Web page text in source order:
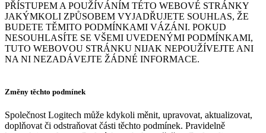
PŘÍSTUPEM A POUŽÍVÁNÍM TÉTO WEBOVÉ STRÁNKY
JAKÝMKOLI ZPŮSOBEM VYJADŘUJETE SOUHLAS, ŽE
BUDETE TĚMITO PODMÍNKAMI VÁZÁNI. POKUD
NESOUHLASÍTE SE VŠEMI UVEDENÝMI PODMÍNKAMI,
TUTO WEBOVOU STRÁNKU NIJAK NEPOUŽÍVEJTE ANI
NA NI NEZADÁVEJTE ŽÁDNÉ INFORMACE.
Změny těchto podmínek
Společnost Logitech může kdykoli měnit, upravovat, aktualizovat,
doplňovat či odstraňovat části těchto podmínek. Pravidelně